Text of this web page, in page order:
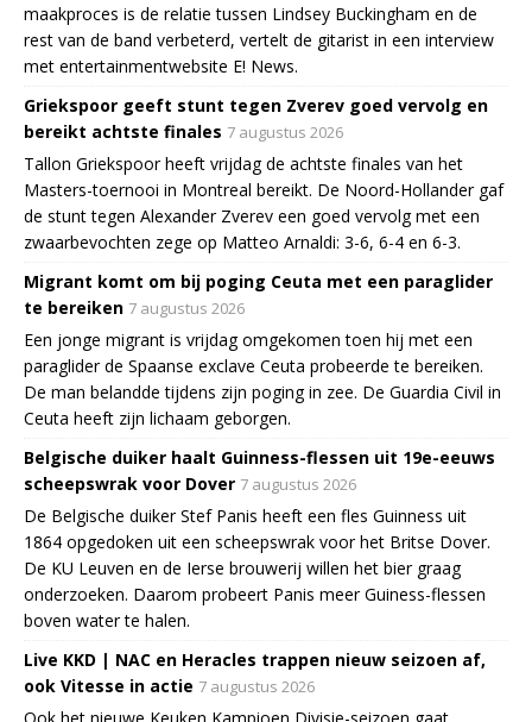
maakproces is de relatie tussen Lindsey Buckingham en de
rest van de band verbeterd, vertelt de gitarist in een interview
met entertainmentwebsite E! News.
Griekspoor geeft stunt tegen Zverev goed vervolg en
bereikt achtste finales 7 augustus 2026
Tallon Griekspoor heeft vrijdag de achtste finales van het
Masters-toernooi in Montreal bereikt. De Noord-Hollander gaf
de stunt tegen Alexander Zverev een goed vervolg met een
zwaarbevochten zege op Matteo Arnaldi: 3-6, 6-4 en 6-3.
Migrant komt om bij poging Ceuta met een paraglider
te bereiken 7 augustus 2026
Een jonge migrant is vrijdag omgekomen toen hij met een
paraglider de Spaanse exclave Ceuta probeerde te bereiken.
De man belandde tijdens zijn poging in zee. De Guardia Civil in
Ceuta heeft zijn lichaam geborgen.
Belgische duiker haalt Guinness-flessen uit 19e-eeuws
scheepswrak voor Dover 7 augustus 2026
De Belgische duiker Stef Panis heeft een fles Guinness uit
1864 opgedoken uit een scheepswrak voor het Britse Dover.
De KU Leuven en de Ierse brouwerij willen het bier graag
onderzoeken. Daarom probeert Panis meer Guiness-flessen
boven water te halen.
Live KKD | NAC en Heracles trappen nieuw seizoen af,
ook Vitesse in actie 7 augustus 2026